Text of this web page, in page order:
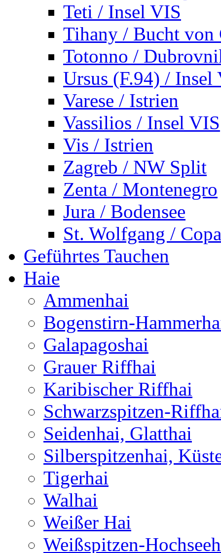
Teti / Insel VIS
Tihany / Bucht von
Totonno /
Ursus (F.94) / Insel
Varese / Istrien
Vassilios / Insel VIS
Vis / Istrien
Zagreb / NW Split
Zenta / Montenegro
Jura / Bodensee
St. Wolfgang /
Geführtes Tauchen
Haie
Ammenhai
Bogenstirn-
Galapagoshai
Grauer Riffhai
Karibischer Riffhai
Schwarzspitzen-
Seidenhai, Glatthai
Silberspitzenhai,
Tigerhai
Walhai
Weißer Hai
Weißspitzen-